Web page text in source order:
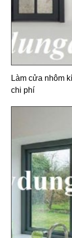
Làm cửa nhôm
chi phí